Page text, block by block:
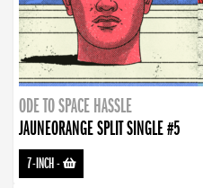
ODE TO SPACE HASSLE
JAUNEORANGE SPLIT SINGLE #5
7-INCH-